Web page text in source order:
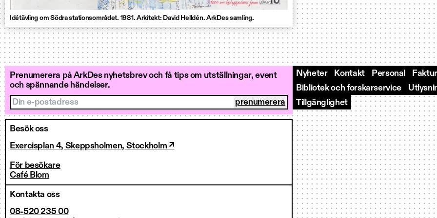
Idétävling om Södra stationsområdet. 1981. Arkitekt: David Helldén. ArkDes samling.
Prenumerera på ArkDes nyhetsbrev och få tips om utställningar, event
och spännande händelser.
Din e-postadress
Besök oss
Exercisplan 4, Skeppsholmen, Stockholm ↗
För besökare
Café Blom
Kontakta oss
08-520 235 00
Nyheter Kontakt Personal
Bibliotek och forskarservice
Tillgänglighet